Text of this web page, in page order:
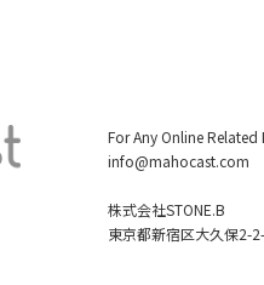
For Any Online Related
info@mahocast.com
株式会社STONE.B
東京都新宿区大久保2-